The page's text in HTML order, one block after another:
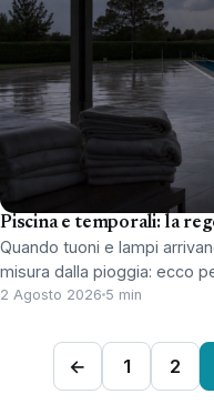
Piscina e temporali: la
Quando tuoni e lampi
misura dalla pioggia: ecco
2 Agosto 2026 5 min
← 1 2